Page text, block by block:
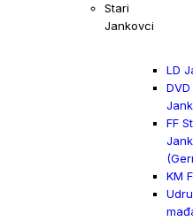
Stari
Jankovci
LD
FF
KM